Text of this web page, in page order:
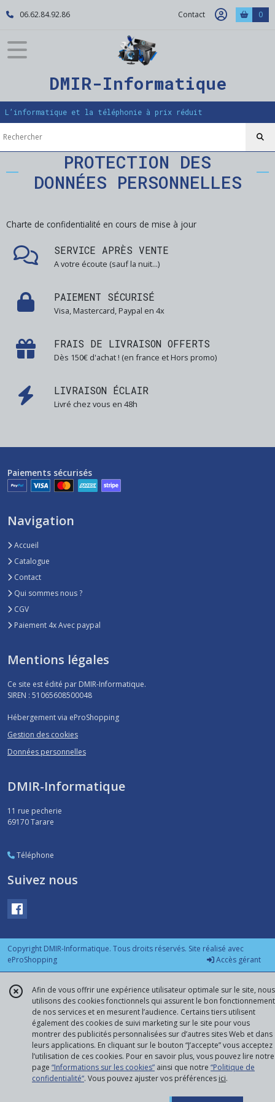
06.62.84.92.86 Contact 0
DMIR-Informatique
L’informatique et la téléphonie à prix réduit
PROTECTION DES
DONNÉES PERSONNELLES
Charte de confidentialité en cours de mise à jour
SERVICE APRÈS VENTE
A votre écoute (sauf la nuit...)
PAIEMENT SÉCURISÉ
Visa, Mastercard, Paypal en 4x
FRAIS DE LIVRAISON OFFERTS
Dès 150€ d'achat ! (en france et Hors promo)
LIVRAISON ÉCLAIR
Livré chez vous en 48h
Paiements sécurisés
Navigation
Accueil
Catalogue
Contact
Qui sommes nous ?
CGV
Paiement 4x Avec paypal
Mentions légales
Ce site est édité par DMIR-Informatique.
SIREN : 51065608500048
Hébergement via eProShopping
Gestion des cookies
Données personnelles
DMIR-Informatique
11 rue pecherie
69170Tarare
Téléphone
Suivez nous
Copyright DMIR-Informatique. Tous droits réservés. Site réalisé avec
eProShopping
Accès gérant
Afin de vous offrir une expérience utilisateur optimale sur le site, nous
utilisons des cookies fonctionnels qui assurent le bon fonctionnement
de nos services et en mesurent l’audience. Certains tiers utilisent
également des cookies de suivi marketing sur le site pour vous
montrer des publicités personnalisées sur d’autres sites Web et dans
leurs applications. En cliquant sur le bouton “J’accepte” vous acceptez
l’utilisation de ces cookies. Pour en savoir plus, vous pouvez lire notre
page “Informations sur les cookies” ainsi que notre “Politique de
confidentialité“. Vous pouvez ajuster vos préférences ici.